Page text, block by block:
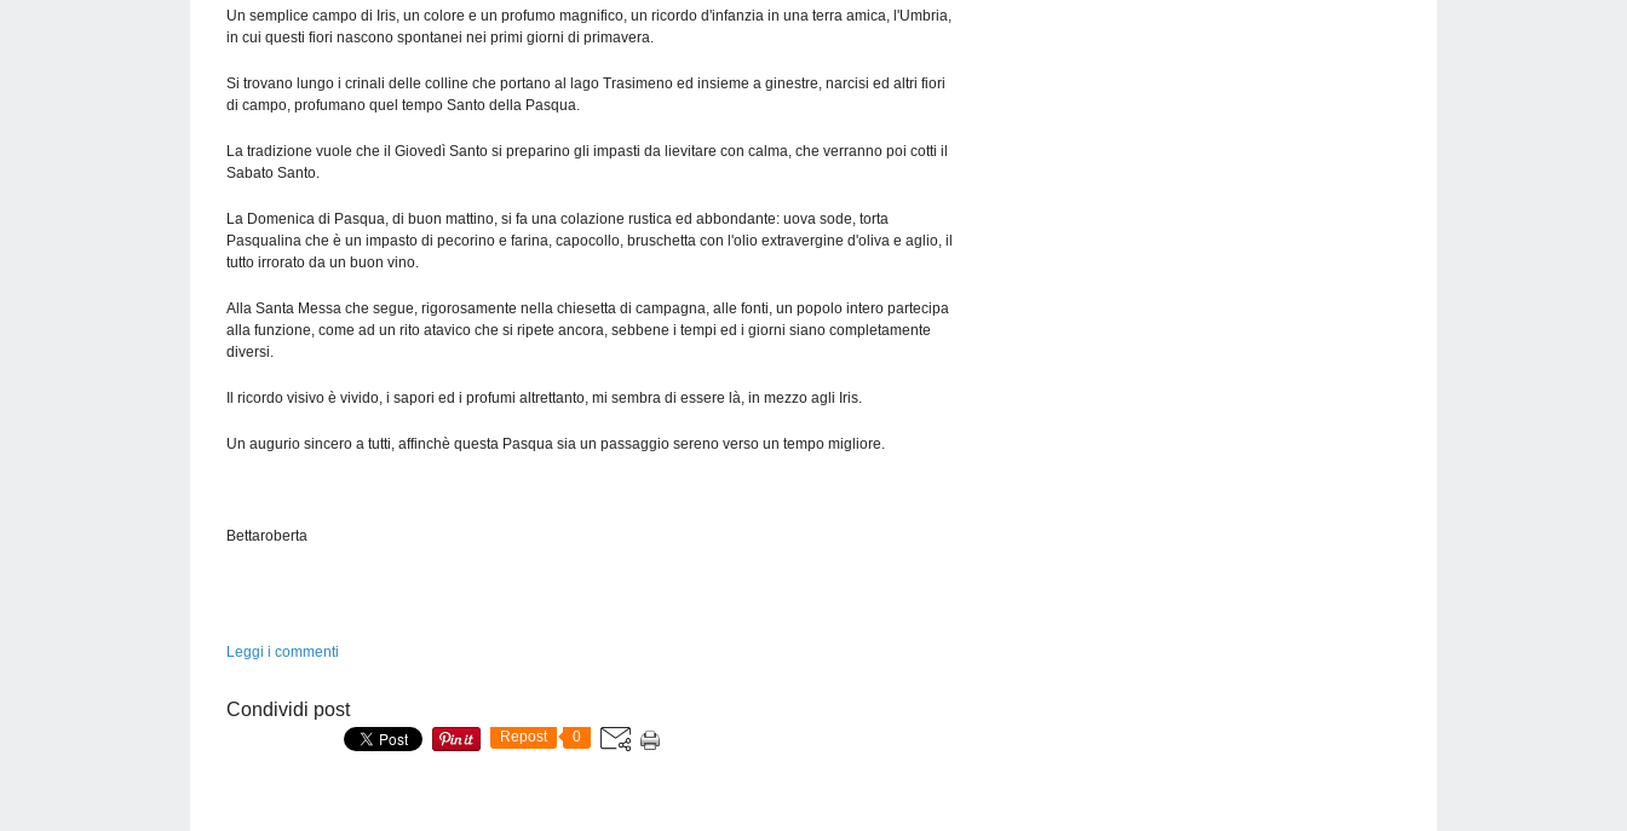
Un semplice campo di Iris, un colore e un profumo magnifico, un ricordo d'infanzia in una terra amica, l'Umbria,
in cui questi fiori nascono spontanei nei primi giorni di primavera.
Si trovano lungo i crinali delle colline che portano al lago Trasimeno ed insieme a ginestre, narcisi ed altri fiori
di campo, profumano quel tempo Santo della Pasqua.
La tradizione vuole che il Giovedì Santo si preparino gli impasti da lievitare con calma, che verranno poi cotti il
Sabato Santo.
La Domenica di Pasqua, di buon mattino, si fa una colazione rustica ed abbondante: uova sode, torta
Pasqualina che è un impasto di pecorino e farina, capocollo, bruschetta con l'olio extravergine d'oliva e aglio, il
tutto irrorato da un buon vino.
Alla Santa Messa che segue, rigorosamente nella chiesetta di campagna, alle fonti, un popolo intero partecipa
alla funzione, come ad un rito atavico che si ripete ancora, sebbene i tempi ed i giorni siano completamente
diversi.
Il ricordo visivo è vivido, i sapori ed i profumi altrettanto, mi sembra di essere là, in mezzo agli Iris.
Un augurio sincero a tutti, affinchè questa Pasqua sia un passaggio sereno verso un tempo migliore.
Bettaroberta
Leggi i commenti
Condividi post
Repost 0